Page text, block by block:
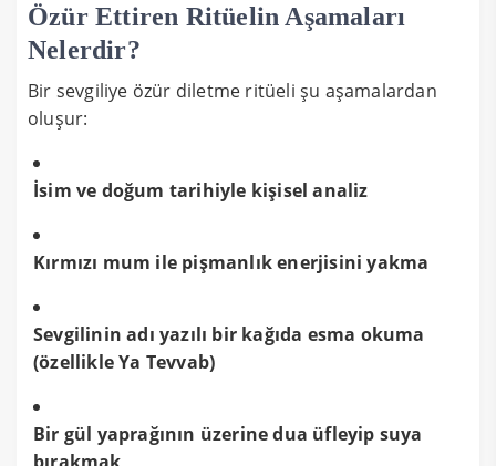
Özür Ettiren Ritüelin Aşamaları
Nelerdir?
Bir sevgiliye özür diletme ritüeli şu aşamalardan
oluşur:
İsim ve doğum tarihiyle kişisel analiz
Kırmızı mum ile pişmanlık enerjisini yakma
Sevgilinin adı yazılı bir kağıda esma okuma
(özellikle Ya Tevvab)
Bir gül yaprağının üzerine dua üfleyip suya